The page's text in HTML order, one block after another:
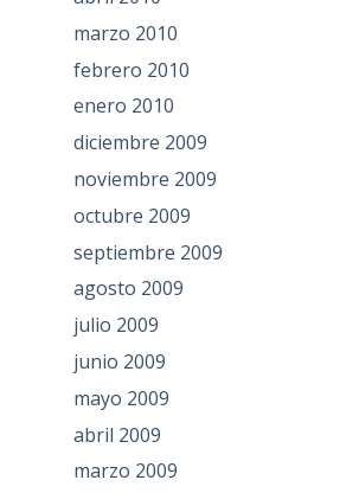
marzo 2010
febrero 2010
enero 2010
diciembre 2009
noviembre 2009
octubre 2009
septiembre 2009
agosto 2009
julio 2009
junio 2009
mayo 2009
abril 2009
marzo 2009